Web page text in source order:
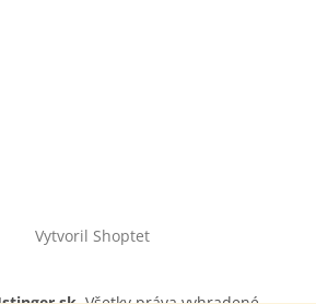
Vytvoril Shoptet